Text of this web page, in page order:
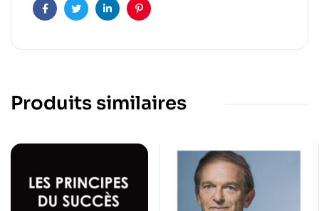
FacebookTwitterLinkedinPinterest
Produits similaires